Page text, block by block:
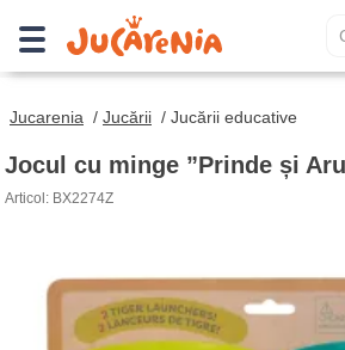
Jucarenia / Jucării / Jucării educative
Jocul cu minge ”Prinde și
Articol: BX2274Z